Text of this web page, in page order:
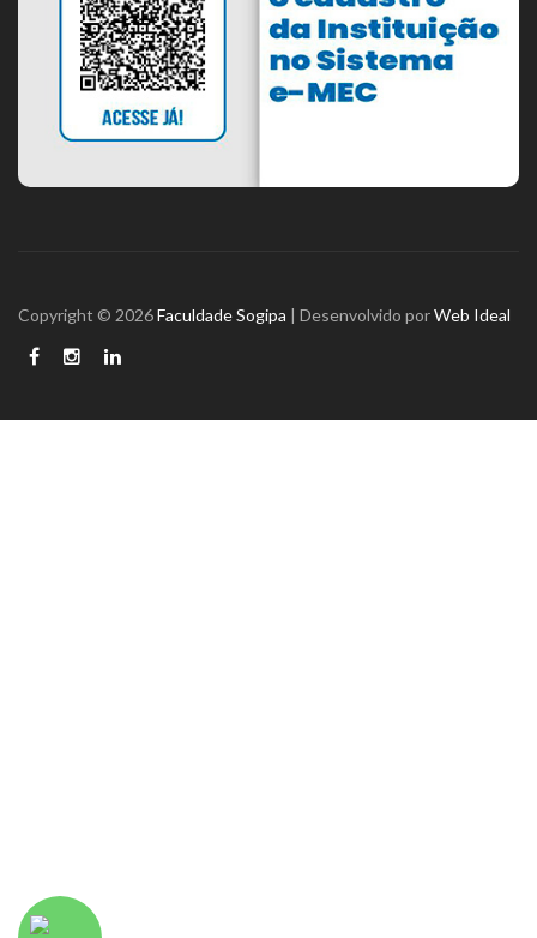
Copyright © 2026Faculdade Sogipa | Desenvolvido porWeb Ideal